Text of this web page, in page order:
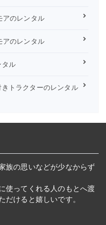
アのレンタル
アのレンタル
タル
トラクターのレンタル
族の思いなどが少なからず
使ってくれる人のもとへ渡
だけると嬉しいです。